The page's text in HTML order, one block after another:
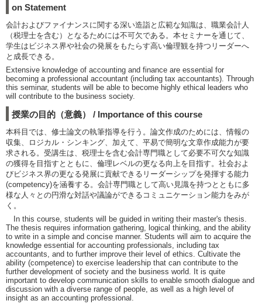
on Statement
会計およびファイナンスに関する深い造詣と広範な知識は、職業会計人
（税理士を含む）となるためには不可欠である。本セミナーを通じて、
学生はビジネス界や社会の発展をもたらす高い倫理観を持つリーダーへ
と成長できる。
Extensive knowledge of accounting and finance are essential for
becoming a professional accountant (including tax accountants). Through
this seminar, students will be able to become highly ethical leaders who
will contribute to the business society.
授業の目的（意義） / Importance of this course
本科目では、修士論文の執筆指導を行う。論文作成のためには、情報の
収集、ロジカル・シンキング、加えて、平易で簡明な文章作成能力が要
求される。受講生は、税理士を含む会計専門職として必要不可欠な知識
の獲得を目指すとともに、倫理レベルの更なる向上を目指す。社会およ
びビジネス界の更なる発展に貢献できるリーダーシップを発揮する能力
(competency)を涵養する。会計専門職として高い見識を持つとともに多
様な人々との円滑な対話や議論ができるコミュニケーション能力をみが
く。
In this course, students will be guided in writing their master's thesis.
The thesis requires information gathering, logical thinking, and the ability
to write in a simple and concise manner. Students will aim to acquire the
knowledge essential for accounting professionals, including tax
accountants, and to further improve their level of ethics. Cultivate the
ability (competence) to exercise leadership that can contribute to the
further development of society and the business world. It is quite
important to develop communication skills to enable smooth dialogue and
discussion with a diverse range of people, as well as a high level of
insight as an accounting professional.